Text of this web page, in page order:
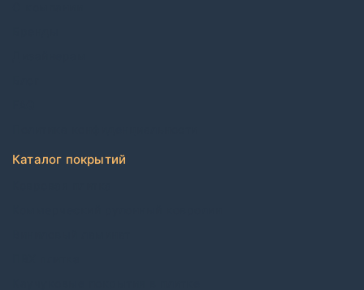
Каталог покрытий